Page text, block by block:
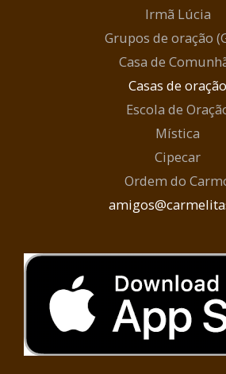
Irmã Lúcia
Grupos de oração
Casa de
Casas de oração
Escola de
Mística
Cipecar
Ordem do